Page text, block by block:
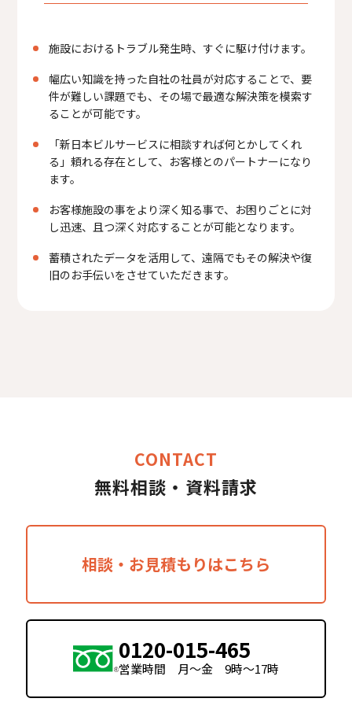
施設におけるトラブル発生時、すぐに駆け付けます。
幅広い知識を持った自社の社員が対応することで、要
件が難しい課題でも、その場で最適な解決策を模索す
ることが可能です。
「新日本ビルサービスに相談すれば何とかしてくれ
る」頼れる存在として、お客様とのパートナーになり
ます。
お客様施設の事をより深く知る事で、お困りごとに対
し迅速、且つ深く対応することが可能となります。
蓄積されたデータを活用して、遠隔でもその解決や復
旧のお手伝いをさせていただきます。
CONTACT
無料相談・資料請求
相談・お見積もりはこちら
0120-015-465
営業時間 月〜金 9時〜17時